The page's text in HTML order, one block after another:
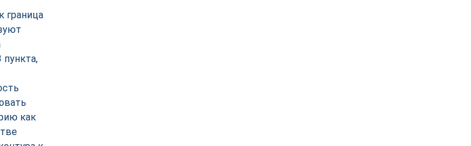
граница
пункта,
как